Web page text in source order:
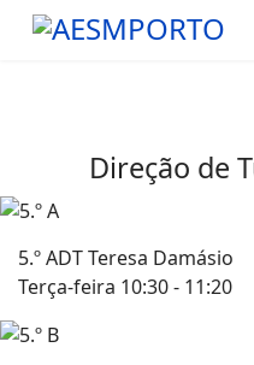
Direção de
5.º ADT Teresa Damásio
Terça-feira 10:30 - 11:20